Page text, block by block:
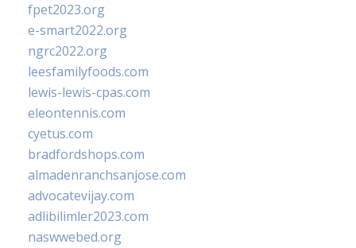
fpet2023.org
e-smart2022.org
ngrc2022.org
leesfamilyfoods.com
lewis-lewis-cpas.com
eleontennis.com
cyetus.com
bradfordshops.com
almadenranchsanjose.com
advocatevijay.com
adlibilimler2023.com
naswwebed.org